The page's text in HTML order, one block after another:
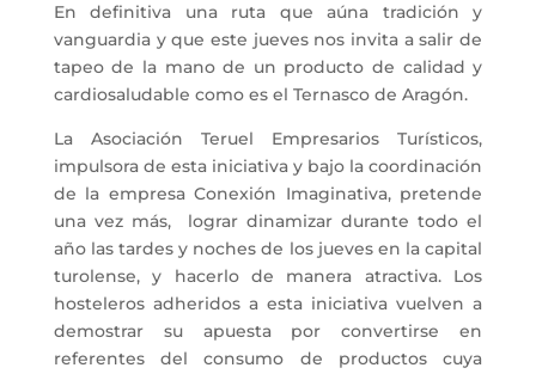
En definitiva una ruta que aúna tradición y
vanguardia y que este jueves nos invita a salir de
tapeo de la mano de un producto de calidad y
cardiosaludable como es el Ternasco de Aragón.
La Asociación Teruel Empresarios Turísticos,
impulsora de esta iniciativa y bajo la coordinación
de la empresa Conexión Imaginativa, pretende
una vez más, lograr dinamizar durante todo el
año las tardes y noches de los jueves en la capital
turolense, y hacerlo de manera atractiva. Los
hosteleros adheridos a esta iniciativa vuelven a
demostrar su apuesta por convertirse en
referentes del consumo de productos cuya